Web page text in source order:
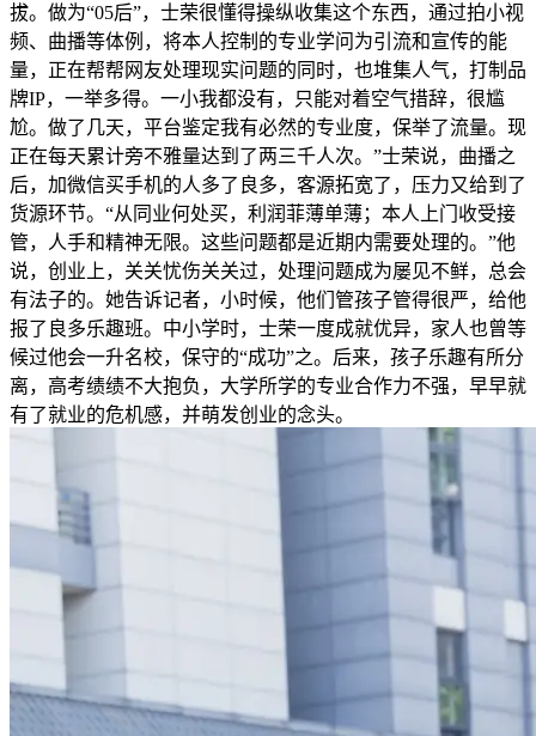
拔。做为“05后”，士荣很懂得操纵收集这个东西，通过拍小视
频、曲播等体例，将本人控制的专业学问为引流和宣传的能
量，正在帮帮网友处理现实问题的同时，也堆集人气，打制品
牌IP，一举多得。一小我都没有，只能对着空气措辞，很尴
尬。做了几天，平台鉴定我有必然的专业度，保举了流量。现
正在每天累计旁不雅量达到了两三千人次。”士荣说，曲播之
后，加微信买手机的人多了良多，客源拓宽了，压力又给到了
货源环节。“从同业何处买，利润菲薄单薄；本人上门收受接
管，人手和精神无限。这些问题都是近期内需要处理的。”他
说，创业上，关关忧伤关关过，处理问题成为屡见不鲜，总会
有法子的。她告诉记者，小时候，他们管孩子管得很严，给他
报了良多乐趣班。中小学时，士荣一度成就优异，家人也曾等
候过他会一升名校，保守的“成功”之。后来，孩子乐趣有所分
离，高考绩绩不大抱负，大学所学的专业合作力不强，早早就
有了就业的危机感，并萌发创业的念头。